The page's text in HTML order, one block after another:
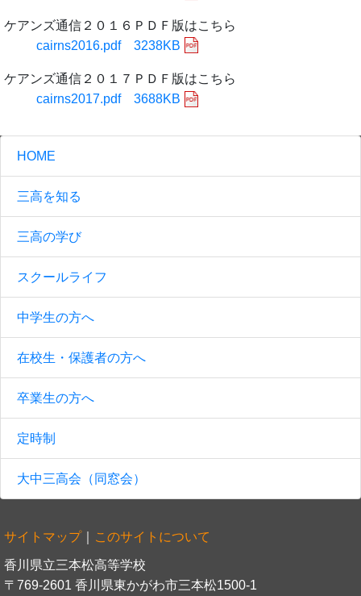
ケアンズ通信２０１６ＰＤＦ版はこちら
cairns2016.pdf 3238KB
ケアンズ通信２０１７ＰＤＦ版はこちら
cairns2017.pdf 3688KB
HOME
三高を知る
三高の学び
スクールライフ
中学生の方へ
在校生・保護者の方へ
卒業生の方へ
定時制
大中三高会（同窓会）
サイトマップ｜ このサイトについて
香川県立三本松高等学校
〒769-2601 香川県東かがわ市三本松1500-1